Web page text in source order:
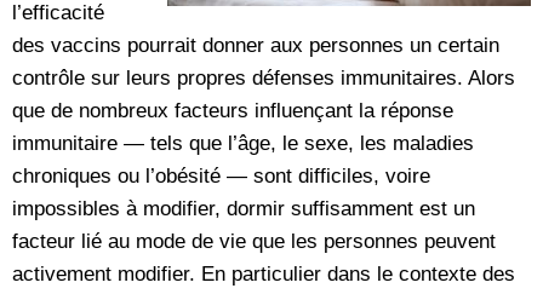
l’efficacité
des vaccins pourrait donner aux personnes un certain
contrôle sur leurs propres défenses immunitaires. Alors
que de nombreux facteurs influençant la réponse
immunitaire — tels que l’âge, le sexe, les maladies
chroniques ou l’obésité — sont difficiles, voire
impossibles à modifier, dormir suffisamment est un
facteur lié au mode de vie que les personnes peuvent
activement modifier. En particulier dans le contexte des